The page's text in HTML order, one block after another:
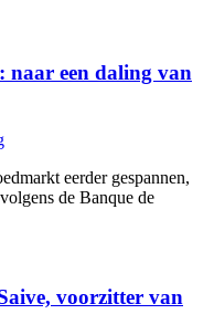
naar een daling van
eerder gespannen,
de Banque de
voorzitter van